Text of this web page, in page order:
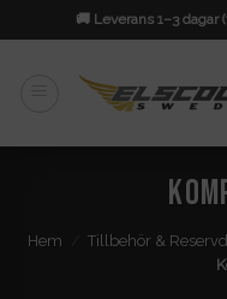
to
🚚 Leverans 1–3 dagar
Hem Tillbehör &